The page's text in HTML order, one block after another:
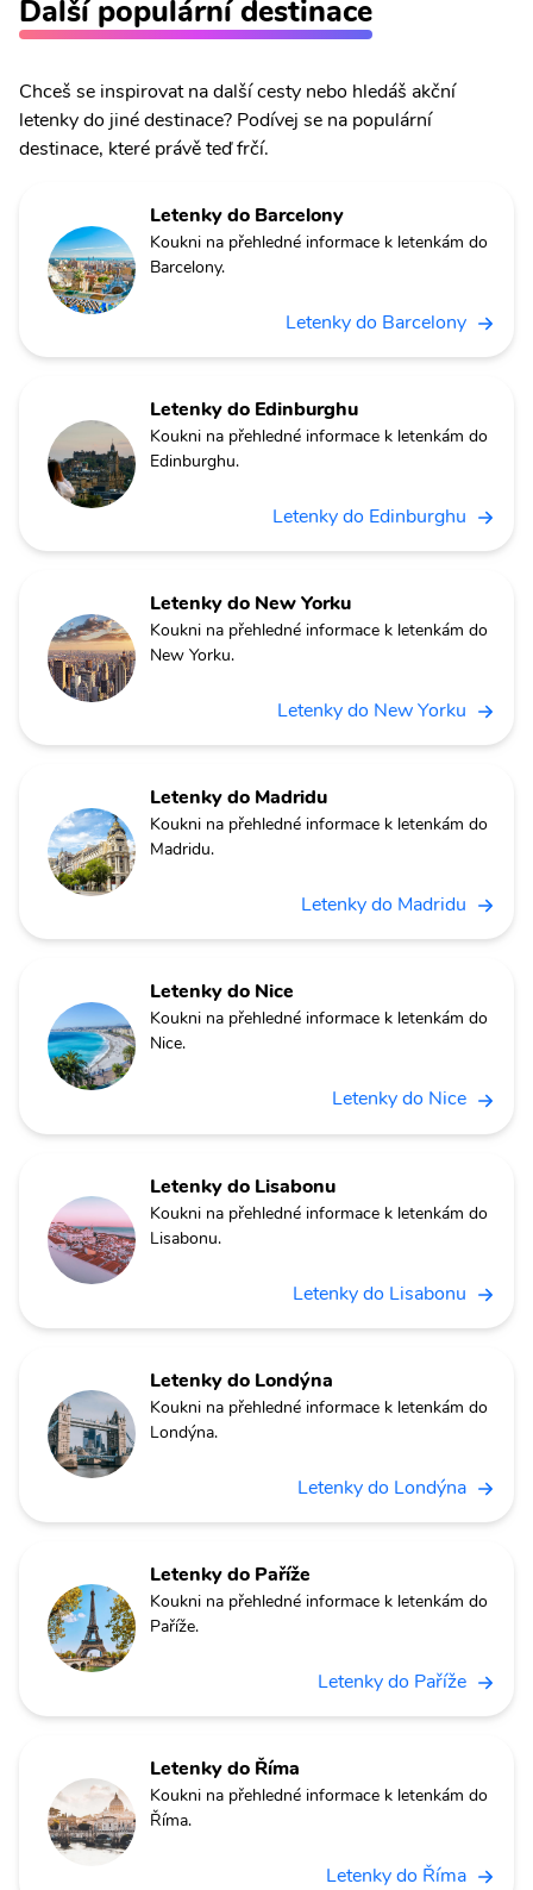
Další populární destinace
Chceš se inspirovat na další cesty nebo hledáš akční
letenky do jiné destinace? Podívej se na populární
destinace, které právě teď frčí.
Letenky do Barcelony
Koukni na přehledné informace k letenkám do
Barcelony.
Letenky do Barcelony
Letenky do Edinburghu
Koukni na přehledné informace k letenkám do
Edinburghu.
Letenky do Edinburghu
Letenky do New Yorku
Koukni na přehledné informace k letenkám do
New Yorku.
Letenky do New Yorku
Letenky do Madridu
Koukni na přehledné informace k letenkám do
Madridu.
Letenky do Madridu
Letenky do Nice
Koukni na přehledné informace k letenkám do
Nice.
Letenky do Nice
Letenky do Lisabonu
Koukni na přehledné informace k letenkám do
Lisabonu.
Letenky do Lisabonu
Letenky do Londýna
Koukni na přehledné informace k letenkám do
Londýna.
Letenky do Londýna
Letenky do Paříže
Koukni na přehledné informace k letenkám do
Paříže.
Letenky do Paříže
Letenky do Říma
Koukni na přehledné informace k letenkám do
Říma.
Letenky do Říma